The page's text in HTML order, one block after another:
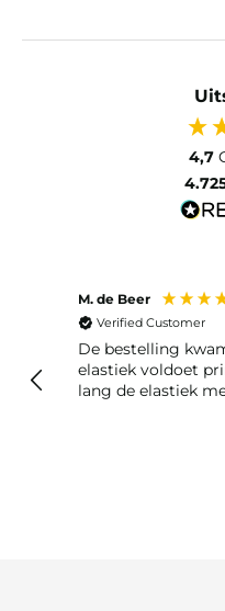
4,7
M. de Beer
Verified Customer
De bestelling
elastiek voldoet
lang de elastiek